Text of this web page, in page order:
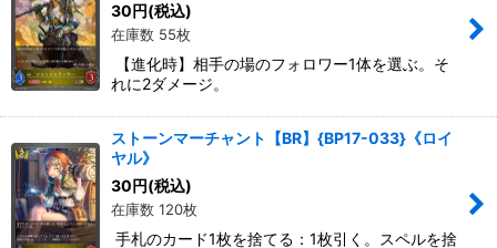
30円(税込)
在庫数 55枚
【進化時】相手の場のフォロワー1体を選ぶ。そ
れに2ダメージ。
ストーンマーチャント【BR】{BP17-033}《ロイ
ヤル》
30円(税込)
在庫数 120枚
手札のカード1枚を捨てる：1枚引く。スペルを捨